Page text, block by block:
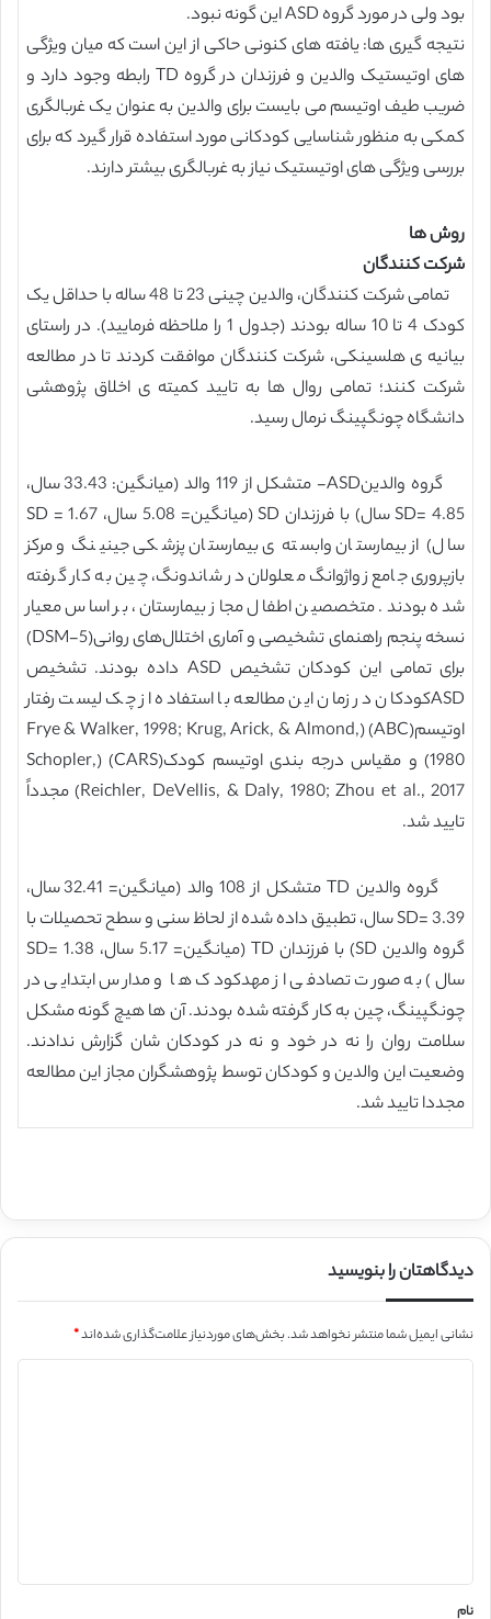
بود ولی در مورد گروه ASD این گونه نبود.
نتیجه گیری ها: یافته های کنونی حاکی از این است که میان ویژگی
های اوتیستیک والدین و فرزندان در گروه TD رابطه وجود دارد و
ضریب طیف اوتیسم می بایست برای والدین به عنوان یک غربالگری
کمکی به منظور شناسایی کودکانی مورد استفاده قرار گیرد که برای
بررسی ویژگی های اوتیستیک نیاز به غربالگری بیشتر دارند.
روش ها
شرکت کنندگان
تمامی شرکت کنندگان، والدین چینی 23 تا 48 ساله با حداقل یک
کودک 4 تا 10 ساله بودند (جدول 1 را ملاحظه فرمایید). در راستای
بیانیه ی هلسینکی، شرکت کنندگان موافقت کردند تا در مطالعه
شرکت کنند؛ تمامی روال ها به تایید کمیته ی اخلاق پژوهشی
دانشگاه چونگپینگ نرمال رسید.
گروه والدینASD- متشکل از 119 والد (میانگین: 33.43 سال،
SD= 4.85 سال) با فرزندان SD (میانگین= 5.08 سال، SD = 1.67
سال) از بیمارستان وابسته ی بیمارستان پزشکی جینینگ و مرکز
بازپروری جامع زواژوانگ معلولان در شاندونگ، چین به کار گرفته
شده بودند. متخصصین اطفال مجاز بیمارستان، بر اساس معیار
نسخه پنجم راهنمای تشخیصی و آماری اختلال‌های روانی(DSM-5)
برای تمامی این کودکان تشخیص ASD داده بودند. تشخیص
ASDکودکان در زمان این مطالعه با استفاده از چک لیست رفتار
اوتیسم(ABC) (Frye & Walker, 1998; Krug, Arick, & Almond,
1980) و مقیاس درجه بندی اوتیسم کودک(CARS) (Schopler,
Reichler, DeVellis, & Daly, 1980; Zhou et al., 2017) مجدداً
تایید شد.
گروه والدین TD متشکل از 108 والد (میانگین= 32.41 سال،
SD= 3.39 سال، تطبیق داده شده از لحاظ سنی و سطح تحصیلات با
گروه والدین SD) با فرزندان TD (میانگین= 5.17 سال، SD= 1.38
سال) به صورت تصادفی از مهدکودک ها و مدارس ابتدایی در
چونگپینگ، چین به کار گرفته شده بودند. آن ها هیچ گونه مشکل
سلامت روان را نه در خود و نه در کودکان شان گزارش ندادند.
وضعیت این والدین و کودکان توسط پژوهشگران مجاز این مطالعه
مجددا تایید شد.
دیدگاهتان را بنویسید
نشانی ایمیل شما منتشر نخواهد شد.بخش‌های موردنیاز علامت‌گذاری شده‌اند*
نام